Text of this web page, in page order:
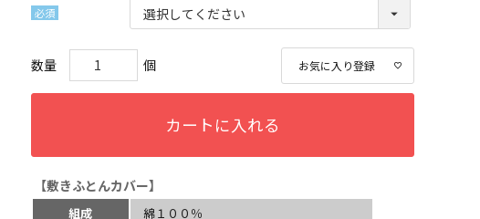
お気に入り登録
カートに入れる
【敷きふとんカバー】
組成
綿１００％